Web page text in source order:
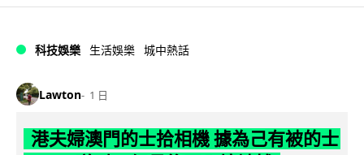
科技娛樂 生活娛樂 城中熱話
Lawton 1 日
港夫婦澳門的士拾相機 據為己有被的士